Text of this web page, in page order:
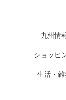
九州情
ショッピ
生活・雑